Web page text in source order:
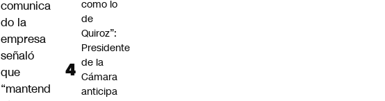
comunica
do la
empresa
señaló
que
“mantend
como lo
de
Quiroz”:
Presidente
de la
Cámara
anticipa